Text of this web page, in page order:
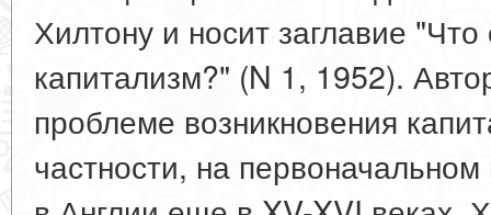
Хилтону и носит заглавие
капитализм?" (N 1, 1952).
проблеме возникновения
частности, на